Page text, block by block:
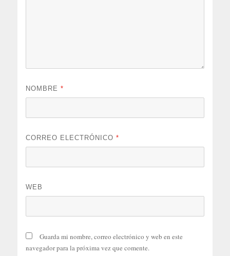
NOMBRE*
CORREO ELECTRÓNICO*
WEB
Guarda mi nombre, correo electrónico y web en este
navegador para la próxima vez que comente.